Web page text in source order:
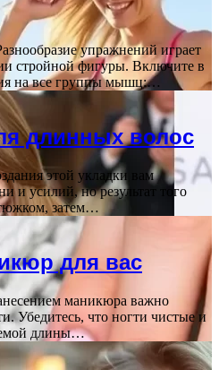
упражнений играет
стройной фигуры. Включите в
на все группы мышц:…
длинных волос
этой укладки вам
и усилий, но результат того
затем…
для вас
маникюра важно
Убедитесь, что ногти чистые и
длины…